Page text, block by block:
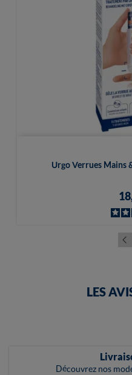
Urgo Verrues Mains
LES
Découvrez nos